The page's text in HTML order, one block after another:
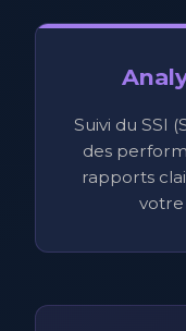
Suivi du SSI
des
rapports
votre